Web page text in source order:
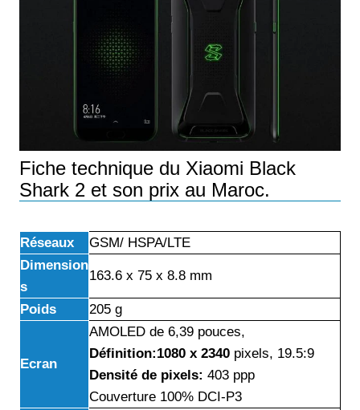
Fiche technique du Xiaomi Black
Shark 2 et son prix au Maroc.
Réseaux
GSM/ HSPA/LTE
Dimension
s
163.6 x 75 x 8.8 mm
Poids 205 g
Ecran
AMOLED de 6,39 pouces,
Définition:1080 x 2340 pixels, 19.5:9
Densité de pixels: 403 ppp
Couverture 100% DCI-P3